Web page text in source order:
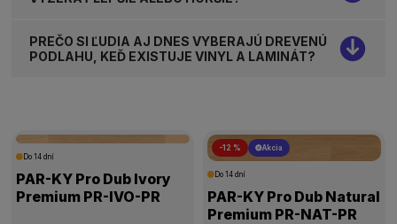
PREČO SI ĽUDIA AJ DNES VYBERAJÚ DREVENÚ
PODLAHU, KEĎ EXISTUJE VINYL A LAMINÁT?
Do 14 dní
PAR-KY Pro Dub Ivory
Premium PR-IVO-PR
-12 % Akcia
Do 14 dní
PAR-KY Pro Dub Natural
Premium PR-NAT-PR